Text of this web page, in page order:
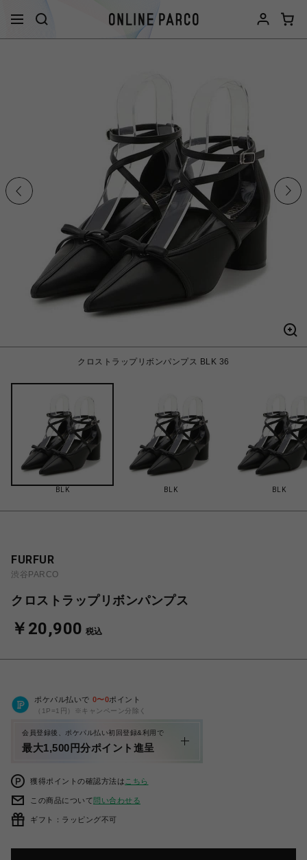
クロストラップリボンパンプス BLK 36
BLK BLK BLK
FURFUR
渋谷PARCO
クロストラップリボンパンプス
￥20,900 税込
ポケパル払いで 0〜0ポイント
（1P=1円）※キャンペーン分除く
会員登録後、ポケパル払い初回登録&利用で
最大1,500円分ポイント進呈
獲得ポイントの確認方法は こちら
この商品について問い合わせる
ギフト：ラッピング不可